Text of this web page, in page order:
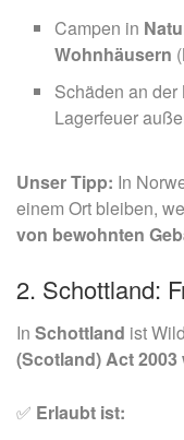
Campen in
Wohnhäusern
Schäden an
Lagerfeuer
UnserTipp: In
einem Ort bleiben,
von bewohnten
2. Schottland:
In Schottland ist
(Scotland) Act 2003
✅ Erlaubt ist: